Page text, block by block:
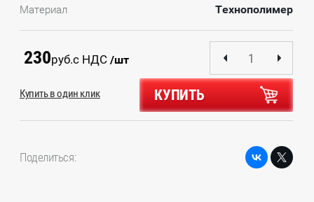
Материал
Технополимер
230руб.с НДС /шт
КУПИТЬ
Купить в один клик
Поделиться: